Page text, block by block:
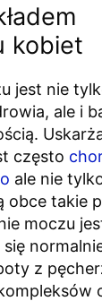
kobiet
jest nie
ale i
często
ale nie
obce takie
moczu
z